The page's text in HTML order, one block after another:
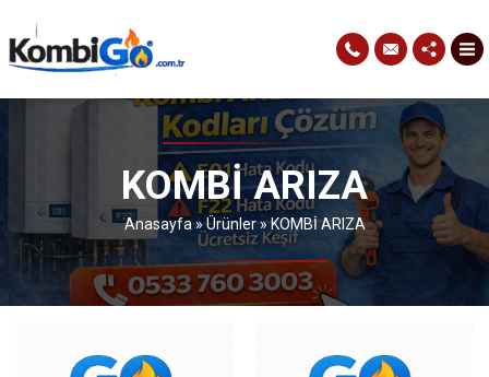
KOMBİ ARIZA
Anasayfa»Ürünler»KOMBİ ARIZA